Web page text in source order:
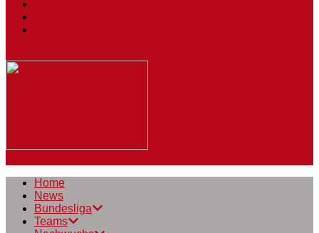
Home
News
Bundesliga
Teams